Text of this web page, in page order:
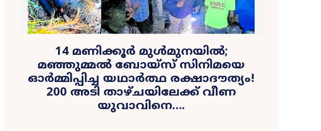
14 മണിക്കൂർ മുൾമുനയിൽ;
മഞ്ഞുമ്മൽ ബോയ്സ് സിനിമയെ
ഓർമ്മിപ്പിച്ച യഥാർത്ഥ രക്ഷാദൗത്യം!
200 അടി താഴ്ചയിലേക്ക് വീണ
യുവാവിനെ….